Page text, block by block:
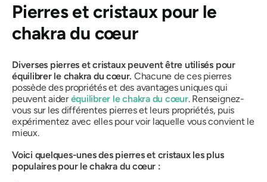
Pierres et cristaux pour le
chakra du cœur
Diverses pierres et cristaux peuvent être utilisés pour
équilibrer le chakra du cœur. Chacune de ces pierres
possède des propriétés et des avantages uniques qui
peuvent aideréquilibrer le chakra du cœur.Renseignez-
vous sur les différentes pierres et leurs propriétés, puis
expérimentez avec elles pour voir laquelle vous convient le
mieux.
Voici quelques-unes des pierres et cristaux les plus
populaires pour le chakra du cœur :